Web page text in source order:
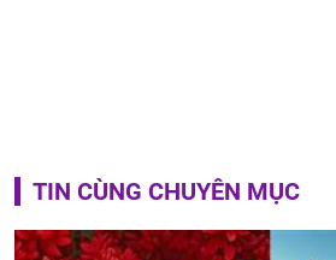
TIN CÙNG CHUYÊN MỤC